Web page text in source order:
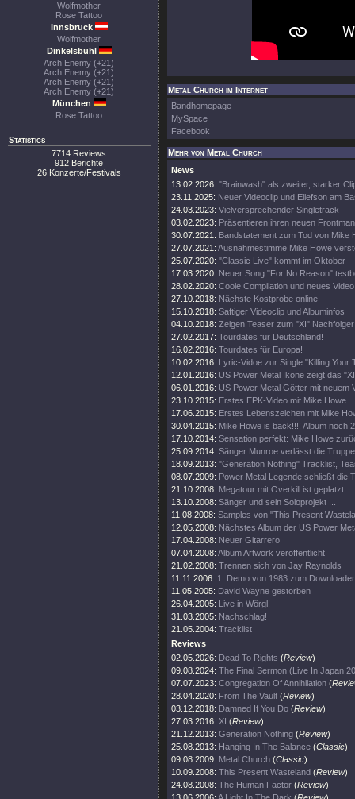
Wolfmother
Rose Tattoo
Innsbruck
Wolfmother
Dinkelsbühl
Arch Enemy (+21)
Arch Enemy (+21)
Arch Enemy (+21)
Arch Enemy (+21)
München
Rose Tattoo
Statistics
7714 Reviews
912 Berichte
26 Konzerte/Festivals
Metal Church im Internet
Bandhomepage
MySpace
Facebook
Mehr von Metal Church
News
13.02.2026: "Brainwash" als zweiter, starker
23.11.2025: Neuer Videoclip und Ellefson am
24.03.2023: Vielversprechender Singletrack
03.02.2023: Präsentieren ihren neuen
30.07.2021: Bandstatement zum Tod von Mike
27.07.2021: Ausnahmestimme Mike Howe
25.07.2020: "Classic Live" kommt im Oktober
17.03.2020: Neuer Song "For No Reason"
28.02.2020: Coole Compilation und neues Video
27.10.2018: Nächste Kostprobe online
15.10.2018: Saftiger Videoclip und Albuminfos
04.10.2018: Zeigen Teaser zum "XI" Nachfolger
27.02.2017: Tourdates für Deutschland!
16.02.2016: Tourdates für Europa!
10.02.2016: Lyric-Vidoe zur Single "Killing Your
12.01.2016: US Power Metal Ikone zeigt das
06.01.2016: US Power Metal Götter mit neuem
23.10.2015: Erstes EPK-Video mit Mike Howe.
17.06.2015: Erstes Lebenszeichen mit Mike
30.04.2015: Mike Howe is back!!!! Album noch
17.10.2014: Sensation perfekt: Mike Howe
25.09.2014: Sänger Munroe verlässt die Truppe
18.09.2013: "Generation Nothing" Tracklist,
08.07.2009: Power Metal Legende schließt die
21.10.2008: Megatour mit Overkill ist geplatzt.
13.10.2008: Sänger und sein Soloprojekt ...
11.08.2008: Samples von "This Present
12.05.2008: Nächstes Album der US Power
17.04.2008: Neuer Gitarrero
07.04.2008: Album Artwork veröffentlicht
21.02.2008: Trennen sich von Jay Raynolds
11.11.2006: 1. Demo von 1983 zum
11.05.2005: David Wayne gestorben
26.04.2005: Live in Wörgl!
31.03.2005: Nachschlag!
21.05.2004: Tracklist
Reviews
02.05.2026: Dead To Rights (Review)
09.08.2024: The Final Sermon (Live In Japan
07.07.2023: Congregation Of Annihilation (
28.04.2020: From The Vault (Review)
03.12.2018: Damned If You Do (Review)
27.03.2016: XI (Review)
21.12.2013: Generation Nothing (Review)
25.08.2013: Hanging In The Balance (Classic)
09.08.2009: Metal Church (Classic)
10.09.2008: This Present Wasteland (Review)
24.08.2008: The Human Factor (Review)